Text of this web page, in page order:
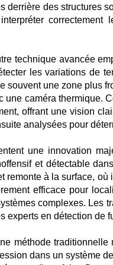
derrière des structures
technique avancée
les variations de
souvent une zone plus
une caméra thermique.
offrant une vision
analysées pour
une innovation
et détectable
remonte à la surface,
efficace pour
complexes. Les
experts en détection de
méthode
dans un système